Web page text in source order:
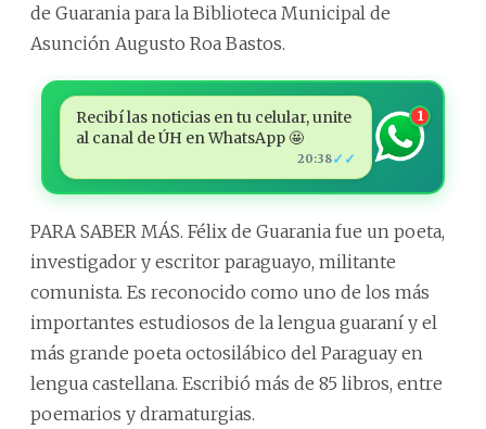
de Guarania para la Biblioteca Municipal de
Asunción Augusto Roa Bastos.
Recibí las noticias en tu celular, unite
al canal de ÚH en WhatsApp 🤩
20:38✓✓
1
PARA SABER MÁS. Félix de Guarania fue un poeta,
investigador y escritor paraguayo, militante
comunista. Es reconocido como uno de los más
importantes estudiosos de la lengua guaraní y el
más grande poeta octosilábico del Paraguay en
lengua castellana. Escribió más de 85 libros, entre
poemarios y dramaturgias.